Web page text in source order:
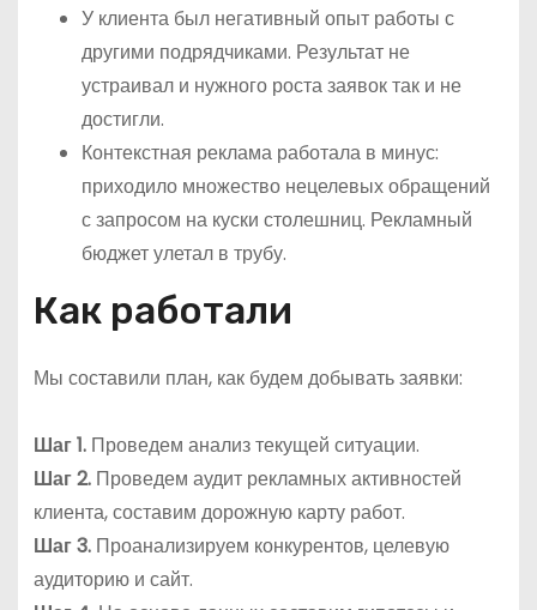
У клиента был негативный опыт работы с
другими подрядчиками. Результат не
устраивал и нужного роста заявок так и не
достигли.
Контекстная реклама работала в минус:
приходило множество нецелевых обращений
с запросом на куски столешниц. Рекламный
бюджет улетал в трубу.
Как работали
Мы составили план, как будем добывать заявки:
Шаг 1.Проведем анализ текущей ситуации.
Шаг 2.Проведем аудит рекламных активностей
клиента, составим дорожную карту работ.
Шаг 3.Проанализируем конкурентов, целевую
аудиторию и сайт.